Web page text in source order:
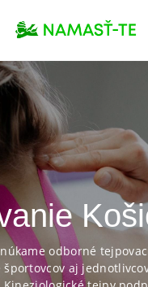
odborné
aj